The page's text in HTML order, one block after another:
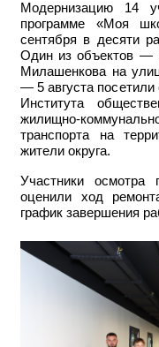
Модернизацию 14
программе «Моя
сентября в десяти
Один из объектов
Милашенкова на
— 5 августа посетили
Института
жилищно-
транспорта на
жители округа.
Участники осмотра
оценили ход
график завершения